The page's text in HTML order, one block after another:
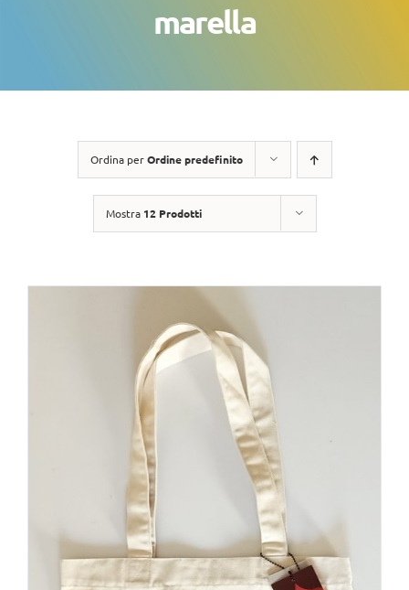
marella
Ordina perOrdine predefinito
Mostra 12 Prodotti